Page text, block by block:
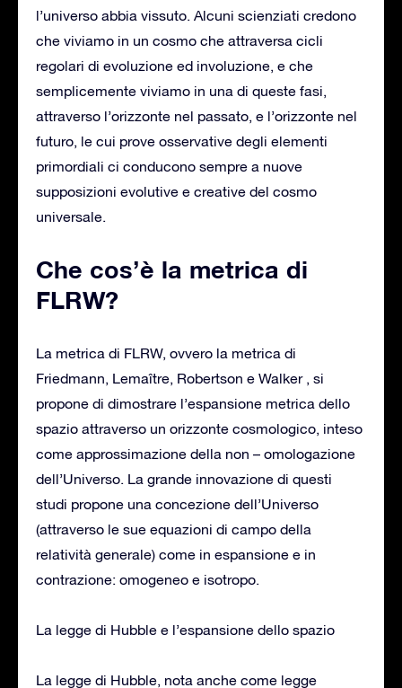
l’universo abbia vissuto. Alcuni scienziati credono
che viviamo in un cosmo che attraversa cicli
regolari di evoluzione ed involuzione, e che
semplicemente viviamo in una di queste fasi,
attraverso l’orizzonte nel passato, e l’orizzonte nel
futuro, le cui prove osservative degli elementi
primordiali ci conducono sempre a nuove
supposizioni evolutive e creative del cosmo
universale.
Che cos’è la metrica di
FLRW?
La metrica di FLRW, ovvero la metrica di
Friedmann, Lemaître, Robertson e Walker , si
propone di dimostrare l’espansione metrica dello
spazio attraverso un orizzonte cosmologico, inteso
come approssimazione della non – omologazione
dell’Universo. La grande innovazione di questi
studi propone una concezione dell’Universo
(attraverso le sue equazioni di campo della
relatività generale) come in espansione e in
contrazione: omogeneo e isotropo.
La legge di Hubble e l’espansione dello spazio
La legge di Hubble, nota anche come legge